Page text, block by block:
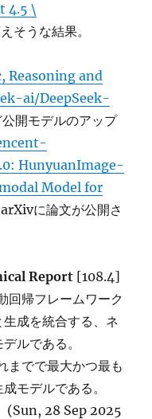
4.5 \
そうな結果。
Reasoning and
ai/DeepSeek-
公開モデルのアップ
HunyuanImage-
Model for
に論文が公開さ
Report [108.4]
帰フレームワーク
成を統合する、ネ
ルである。
でで最大かつ最も
モデルである。
(Sun, 28 Sep 2025